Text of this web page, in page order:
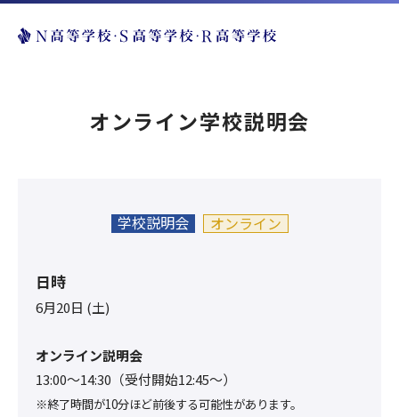
オンライン学校説明会
学校説明会 オンライン
日時
6月20日 (土)
オンライン説明会
13:00〜14:30（受付開始12:45～）
※終了時間が10分ほど前後する可能性があります。